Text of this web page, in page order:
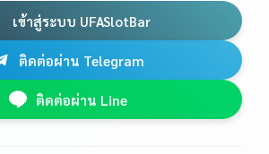
เข้าสู่ระบบ UFASlotBar
ติดต่อผ่าน Telegram
ติดต่อผ่าน Line